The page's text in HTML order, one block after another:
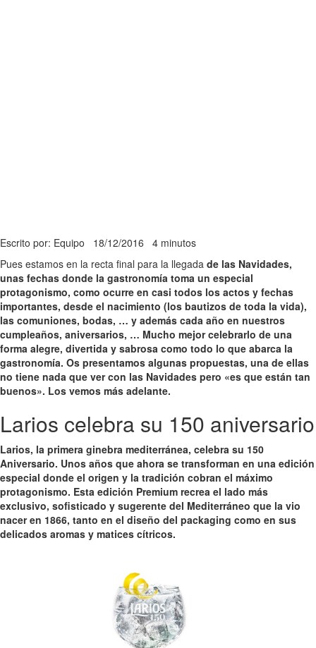
Escrito por: Equipo 18/12/2016 4 minutos
Pues estamos en la recta final para la llegada de las Navidades,
unas fechas donde la gastronomía toma un especial
protagonismo, como ocurre en casi todos los actos y fechas
importantes, desde el nacimiento (los bautizos de toda la vida),
las comuniones, bodas, … y además cada año en nuestros
cumpleaños, aniversarios, … Mucho mejor celebrarlo de una
forma alegre, divertida y sabrosa como todo lo que abarca la
gastronomía. Os presentamos algunas propuestas, una de ellas
no tiene nada que ver con las Navidades pero «es que están tan
buenos». Los vemos más adelante.
Larios celebra su 150 aniversario
Larios, la primera ginebra mediterránea, celebra su 150
Aniversario. Unos años que ahora se transforman en una edición
especial donde el origen y la tradición cobran el máximo
protagonismo. Esta edición Premium recrea el lado más
exclusivo, sofisticado y sugerente del Mediterráneo que la vio
nacer en 1866, tanto en el diseño del packaging como en sus
delicados aromas y matices cítricos.